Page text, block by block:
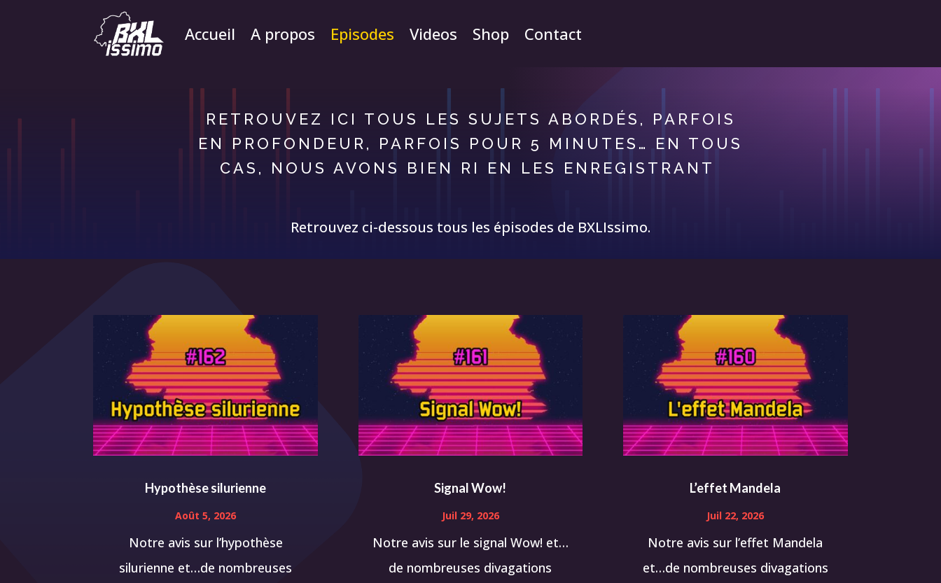
Accueil A propos Episodes Videos Shop Contact
RETROUVEZ ICI TOUS LES SUJETS ABORDÉS, PARFOIS
EN PROFONDEUR, PARFOIS POUR 5 MINUTES… EN TOUS
CAS, NOUS AVONS BIEN RI EN LES ENREGISTRANT
Retrouvez ci-dessous tous les épisodes de BXLIssimo.
Hypothèse silurienne
Août 5, 2026
Notre avis sur l’hypothèse
silurienne et…de nombreuses
Signal Wow!
Juil 29, 2026
Notre avis sur le signal Wow! et…
de nombreuses divagations
L’effet Mandela
Juil 22, 2026
Notre avis sur l’effet Mandela
et…de nombreuses divagations